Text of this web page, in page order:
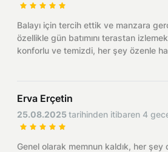
Balayı için tercih ettik ve manzara
özellikle gün batımını terastan
konforlu ve temizdi, her şey özenle
Erva Erçetin
25.08.2025tarihinden itibaren 4
Genel olarak memnun kaldık, her şey